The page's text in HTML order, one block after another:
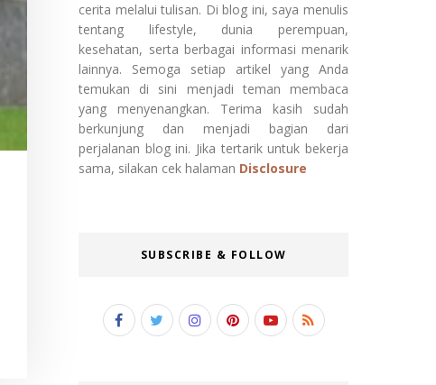
cerita melalui tulisan. Di blog ini, saya menulis
tentang lifestyle, dunia perempuan,
kesehatan, serta berbagai informasi menarik
lainnya. Semoga setiap artikel yang Anda
temukan di sini menjadi teman membaca
yang menyenangkan. Terima kasih sudah
berkunjung dan menjadi bagian dari
perjalanan blog ini. Jika tertarik untuk bekerja
sama, silakan cek halaman Disclosure
SUBSCRIBE & FOLLOW